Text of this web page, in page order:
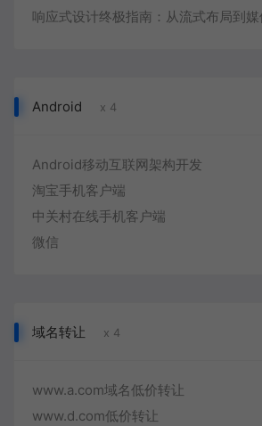
响应式设计终极指南：从流式布局到
Android x 4
Android移动互联网架构开发
淘宝手机客户端
中关村在线手机客户端
微信
域名转让 x 4
www.a.com域名低价转让
www.d.com低价转让